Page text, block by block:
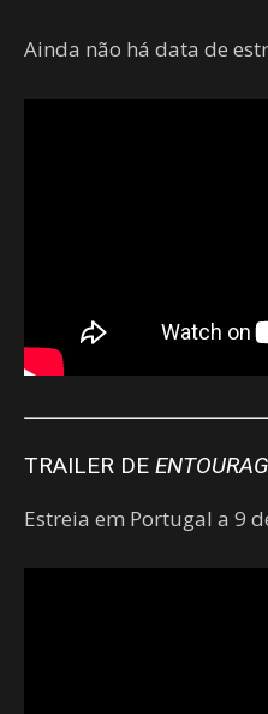
Ainda não há data de
TRAILER DE
Estreia em Portugal a 9